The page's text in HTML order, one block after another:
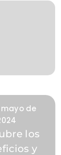
de
los
y